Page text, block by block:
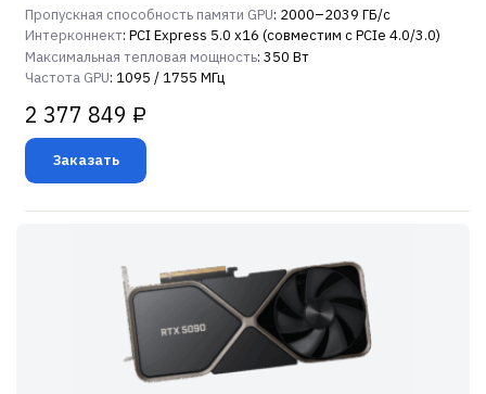
Пропускная способность памяти GPU: 2000–2039 ГБ/с
Интерконнект: PCI Express 5.0 x16 (совместим с PCIe 4.0/3.0)
Максимальная тепловая мощность: 350 Вт
Частота GPU: 1095 / 1755 МГц
2 377 849 ₽
Заказать